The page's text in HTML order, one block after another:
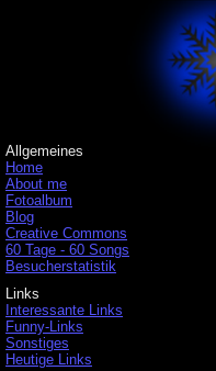
Allgemeines
Home
About me
Fotoalbum
Blog
Creative Commons
60 Tage - 60 Songs
Besucherstatistik
Links
Interessante Links
Funny-Links
Sonstiges
Heutige Links